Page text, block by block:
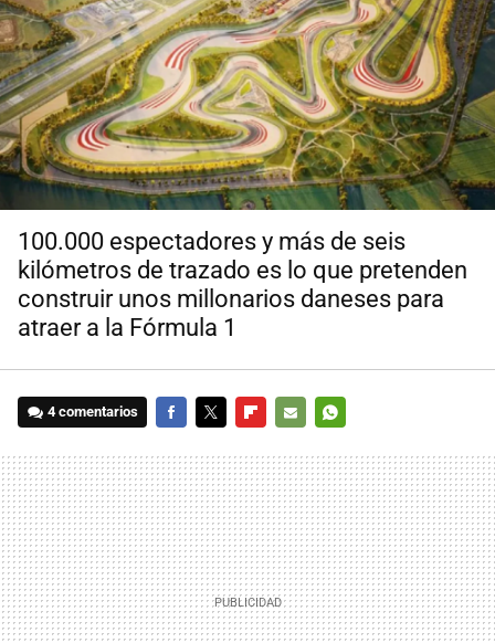
100.000 espectadores y más de seis
kilómetros de trazado es lo que pretenden
construir unos millonarios daneses para
atraer a la Fórmula 1
4 comentarios
MAIL